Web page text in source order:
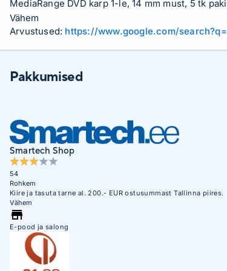
MediaRange DVD karp 1-le, 14 mm must, 5 tk
Vähem
Arvustused: https://www.google.com/
Pakkumised
Smartech Shop
54
Rohkem
Kiire ja tasuta tarne al. 200.- EUR ostusummast Tallinna piires.
Vähem
E-pood ja salong